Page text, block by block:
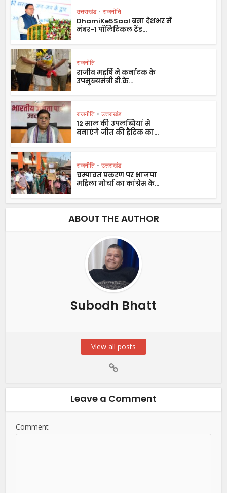
उत्तराखंड • राजनीति
DhamiKe5Saal बना देशभर में
नंबर-1 पॉलिटिकल ट्रेंड...
राजनीति
राजीव महर्षि ने कर्नाटक के
उपमुख्यमंत्री डी.के...
राजनीति • उत्तराखंड
12 साल की उपलब्धियां से
बनाएंगे जीत की हैट्रिक का...
राजनीति • उत्तराखंड
चम्पावत प्रकरण पर भाजपा
महिला मोर्चा का कांग्रेस के...
ABOUT THE AUTHOR
Subodh Bhatt
View all posts
Leave a Comment
Comment